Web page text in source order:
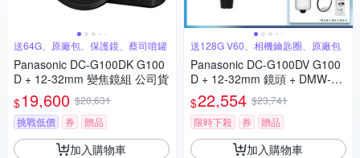
送64G、原廠包、保護鏡、蔡司噴罐
Panasonic DC-G100DK G100
D + 12-32mm 變焦鏡組 公司貨
$19,600 $20,631
挑戰低價
券 贈品
加入購物車
送128G V60、相機鑰匙圈、原廠包
Panasonic DC-G100DV G100
D + 12-32mm 鏡頭 + DMW-SH
GR2 三腳架握把組 公司貨
$22,554 $23,741
限時下殺
券 贈品
加入購物車